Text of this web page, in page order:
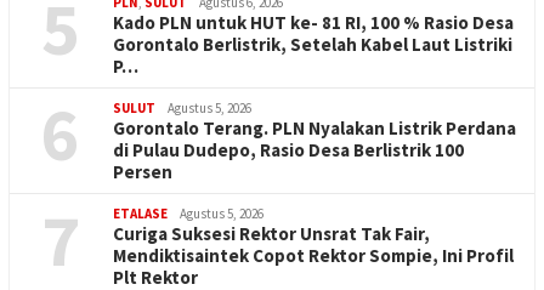
5
Kado PLN untuk HUT ke- 81 RI, 100 % Rasio Desa
Gorontalo Berlistrik, Setelah Kabel Laut Listriki
P…
6 SULUT Agustus 5, 2026
Gorontalo Terang. PLN Nyalakan Listrik Perdana
di Pulau Dudepo, Rasio Desa Berlistrik 100
Persen
7 ETALASE Agustus 5, 2026
Curiga Suksesi Rektor Unsrat Tak Fair,
Mendiktisaintek Copot Rektor Sompie, Ini Profil
Plt Rektor